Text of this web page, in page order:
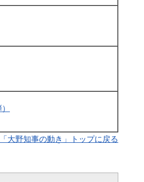
大野知事の動き」トップに戻る